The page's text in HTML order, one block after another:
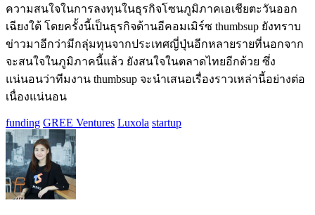
ความสนใจในการลงทุนในธุรกิจโซนภูมิภาคเอเชียตะวันออก
เฉียงใต้ โดยครั้งนี้เป็นธุรกิจด้านอีคอมเมิร์ซ thumbsup ยังทราบ
ข่าวมาอีกว่ามีกลุ่มทุนจากประเทศญี่ปุ่นอีกหลายรายที่นอกจาก
จะสนใจในภูมิภาคนี้แล้ว ยังสนใจในตลาดไทยอีกด้วย ซึ่ง
แน่นอนว่าทีมงาน thumbsup จะนำเสนอเรื่องราวเหล่านี้อย่างต่อ
เนื่องแน่นอน
funding GREE Ventures Luxola startup